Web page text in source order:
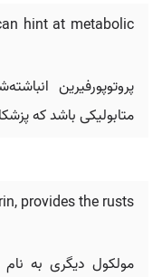
hint at metabolic
پروتوپورفیرین
متابولیکی باشد که
provides the rusts
مولکول دیگری به نام